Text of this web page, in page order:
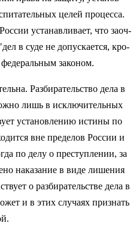
целей процесса.
устанавливает, что заоч­
в суде не допускается, кро­
законом.
Разбирательство дела в
лишь в исключительных
установлению истины по
вне пределов России и
по делу о преступлении, за
наказание в виде лишения
о разбирательстве дела в
и в этих случаях при­знать